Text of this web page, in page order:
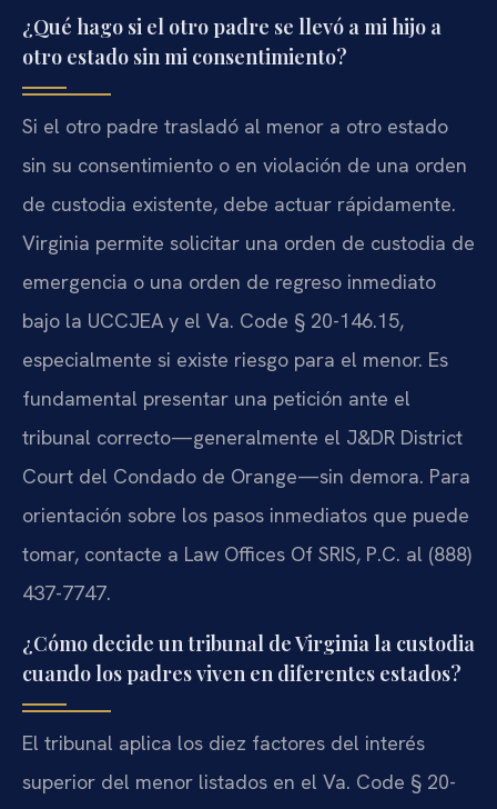
¿Qué hago si el otro padre se llevó a mi hijo a
otro estado sin mi consentimiento?
Si el otro padre trasladó al menor a otro estado
sin su consentimiento o en violación de una orden
de custodia existente, debe actuar rápidamente.
Virginia permite solicitar una orden de custodia de
emergencia o una orden de regreso inmediato
bajo la UCCJEA y el Va. Code § 20-146.15,
especialmente si existe riesgo para el menor. Es
fundamental presentar una petición ante el
tribunal correcto—generalmente el J&DR District
Court del Condado de Orange—sin demora. Para
orientación sobre los pasos inmediatos que puede
tomar, contacte a Law Offices Of SRIS, P.C. al (888)
437-7747.
¿Cómo decide un tribunal de Virginia la custodia
cuando los padres viven en diferentes estados?
El tribunal aplica los diez factores del interés
superior del menor listados en el Va. Code § 20-